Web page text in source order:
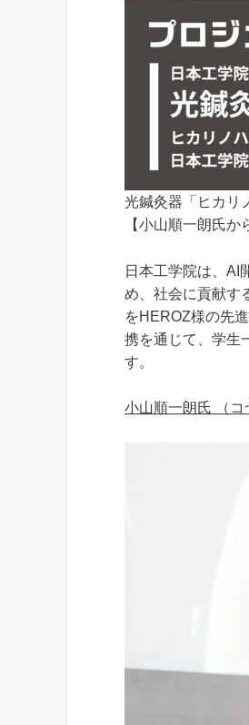
光鍼灸器「ヒカリ
【小山順一朗氏か
日本工学院は、AI
め、社会に貢献す
をHEROZ様の先
携を通じて、学生
す。
小山順一朗氏 （